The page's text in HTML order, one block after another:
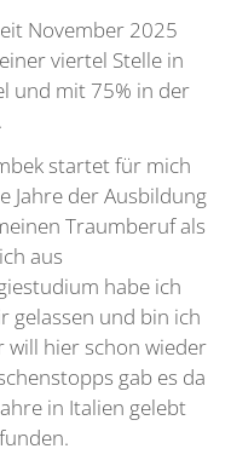
November 2025
viertel Stelle in
und mit 75% in der
startet für mich
Jahre der Ausbildung
Traumberuf als
aus
habe ich
gelassen und bin ich
will hier schon wieder
gab es da
in Italien gelebt